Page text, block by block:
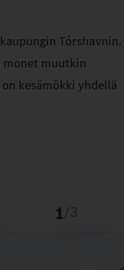
Tórshavnin.
monet muutkin
kesämökki yhdellä
1